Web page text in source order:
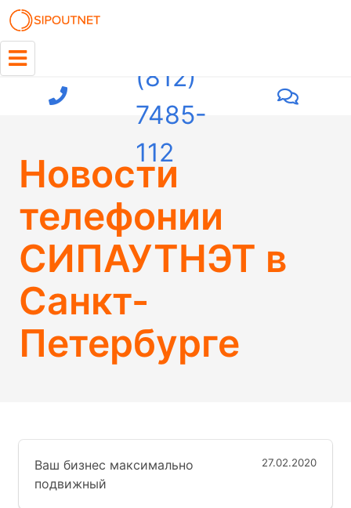
(812)
7485-
112
Новости
телефонии
СИПАУТНЭТ в
Санкт-
Петербурге
27.02.2020
Ваш бизнес максимально
подвижный